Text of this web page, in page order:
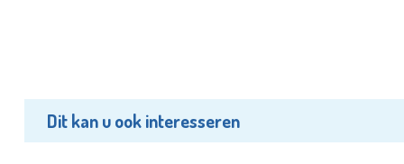
Dit kan u ook interesseren